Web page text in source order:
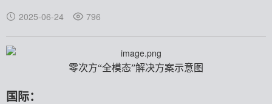
2025-06-24 796
零次方“全模态”解决方案示意图
国际：